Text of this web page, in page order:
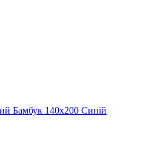
Бамбук 140х200 Синій